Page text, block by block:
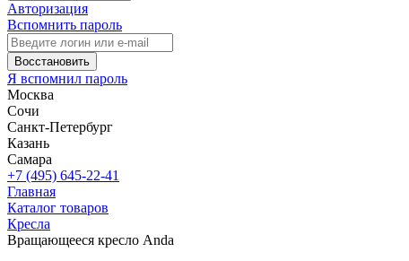
Авторизация
Вспомнить пароль
Восстановить
Я вспомнил пароль
Москва
Сочи
Санкт-Петербург
Казань
Самара
+7 (495) 645-22-41
Главная
Каталог товаров
Кресла
Вращающееся кресло Anda